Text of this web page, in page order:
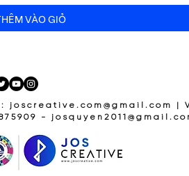
VÀO GIỎ
joscreative.com@gmail.com
|
-